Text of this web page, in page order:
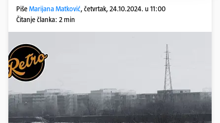
PišeMarijana Matković, četvrtak, 24.10.2024. u 11:00
Čitanje članka: 2 min